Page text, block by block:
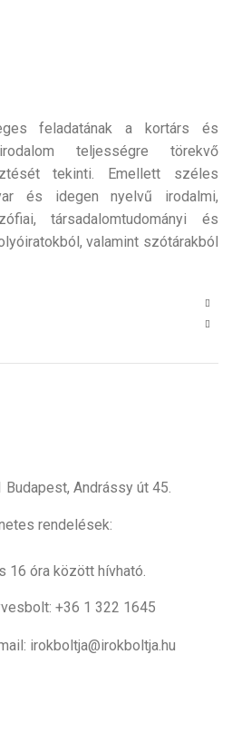
feladatának a kortárs és
teljességre törekvő
tekinti. Emellett széles
és idegen nyelvű irodalmi,
társadalomtudományi és
valamint szótárakból
Budapest, Andrássy út 45.
rendelések:
16 óra között hívható.
+36 1 322 1645
irokboltja@irokboltja.hu